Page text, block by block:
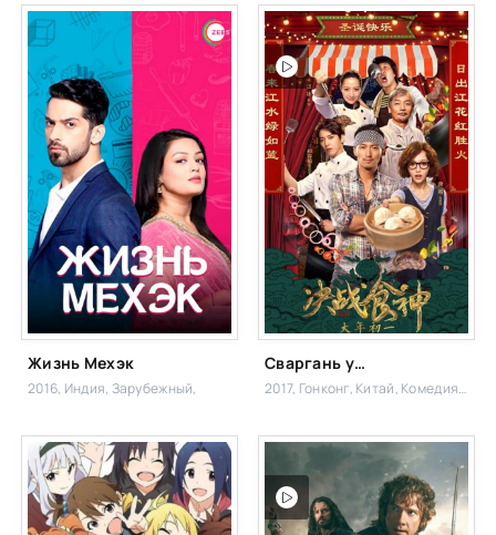
Жизнь Мехэк
2016, Индия, Зарубежный,
Сваргань ураган
2017, Гонконг, Китай, Комедия, Драма